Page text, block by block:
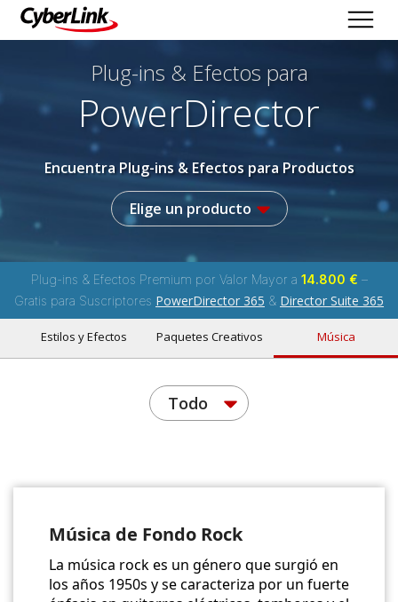
Plug-ins & Efectos para
PowerDirector
Encuentra Plug-ins & Efectos para Productos
Elige un producto
Plug-ins & Efectos Premium por Valor Mayor a 14.800 € –
Gratis para Suscriptores PowerDirector 365 & Director Suite 365
Estilos y Efectos Paquetes Creativos Música
Todo
Música de Fondo Rock
La música rock es un género que surgió en
los años 1950s y se caracteriza por un fuerte